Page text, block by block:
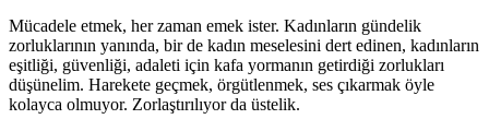
Mücadele etmek, her zaman emek ister. Kadınların gündelik
zorluklarının yanında, bir de kadın meselesini dert edinen, kadınların
eşitliği, güvenliği, adaleti için kafa yormanın getirdiği zorlukları
düşünelim. Harekete geçmek, örgütlenmek, ses çıkarmak öyle
kolayca olmuyor. Zorlaştırılıyor da üstelik.